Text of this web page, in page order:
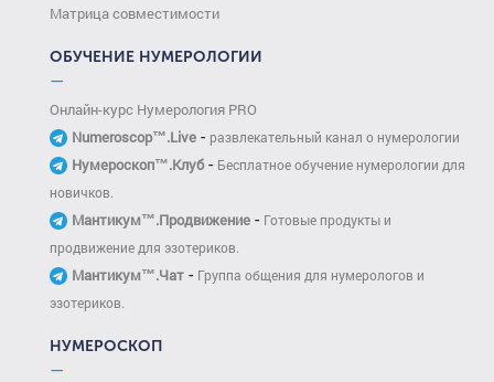
Матрица совместимости
ОБУЧЕНИЕ НУМЕРОЛОГИИ
—
Онлайн-курс Нумерология PRO
Numeroscop™.Live - развлекательный канал о нумерологии
Нумероскоп™.Клуб- Бесплатное обучение нумерологии для
новичков.
Мантикум™.Продвижение - Готовые продукты и
продвижение для эзотериков.
Мантикум™.Чат - Группа общения для нумерологов и
эзотериков.
НУМЕРОСКОП
—